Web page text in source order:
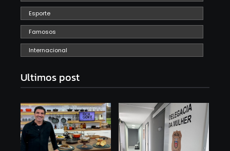
Esporte
Famosos
Internacional
Ultimos post